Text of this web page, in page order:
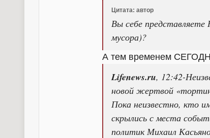
Цитата: автор
Вы себе представляете
мусора)?
А тем временем
Lifenews.ru, 12:42-
новой жертвой
Пока неизвестно, кто
скрылись с места
политик Михаил